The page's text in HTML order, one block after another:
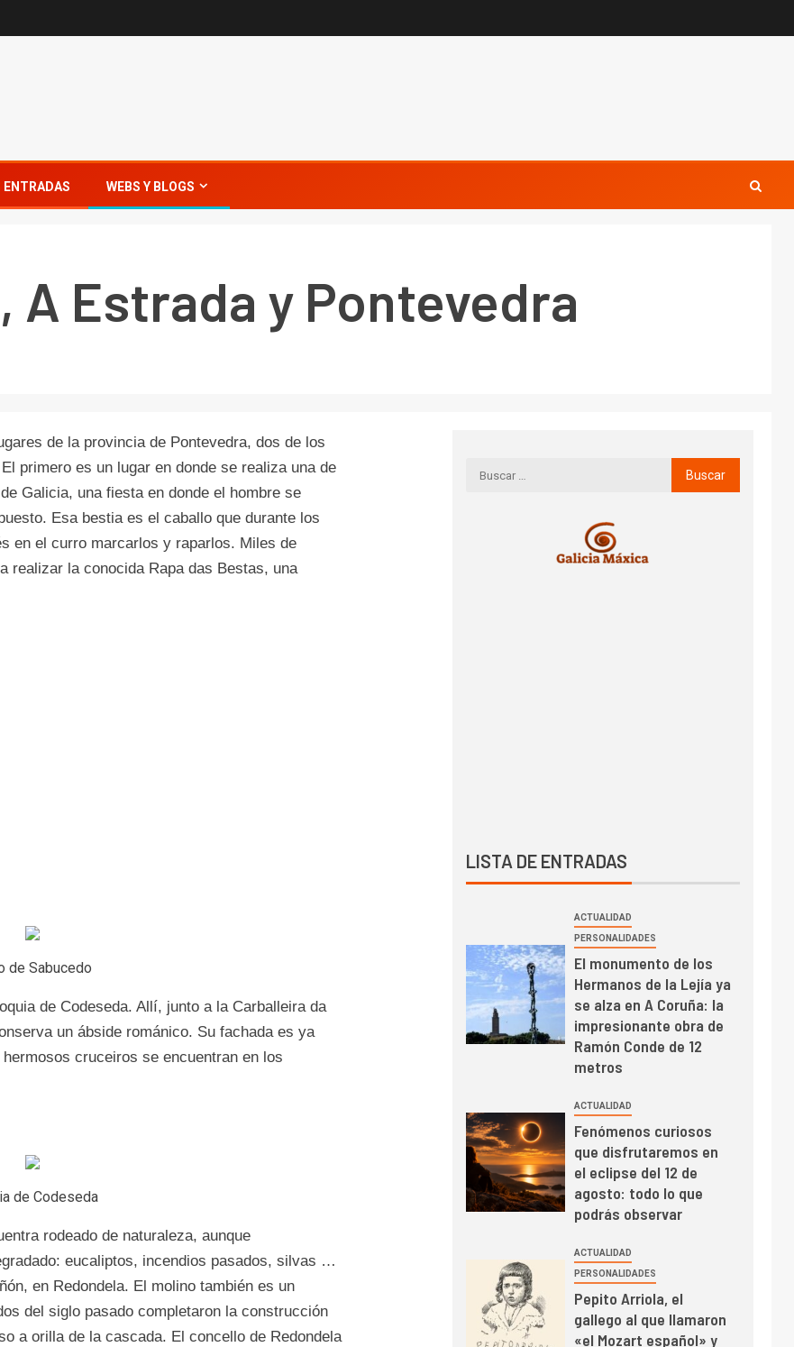
WEBS Y BLOGS
A Estrada y Pontevedra
de la provincia de Pontevedra, dos de los
primero es un lugar en donde se realiza una de
Galicia, una fiesta en donde el hombre se
Esa bestia es el caballo que durante los
en el curro marcarlos y raparlos. Miles de
realizar la conocida Rapa das Bestas, una
de Sabucedo
de Codeseda. Allí, junto a la Carballeira da
un ábside románico. Su fachada es ya
cruceiros se encuentran en los
de Codeseda
rodeado de naturaleza, aunque
eucaliptos, incendios pasados, silvas …
en Redondela. El molino también es un
del siglo pasado completaron la construcción
a orilla de la cascada. El concello de Redondela
LISTA DE ENTRADAS
ACTUALIDAD
PERSONALIDADES
El monumento de los
Hermanos de la Lejía ya
se alza en A Coruña: la
impresionante obra de
Ramón Conde de 12
metros
ACTUALIDAD
Fenómenos curiosos
que disfrutaremos en
el eclipse del 12 de
agosto: todo lo que
podrás observar
ACTUALIDAD
PERSONALIDADES
Pepito Arriola, el
gallego al que llamaron
«el Mozart español» y